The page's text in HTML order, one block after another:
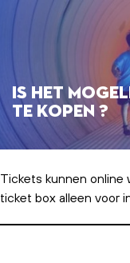
Skip to main content
Is het
te kopen ?
Tickets kunnen online
ticket box alleen voor
Bericht